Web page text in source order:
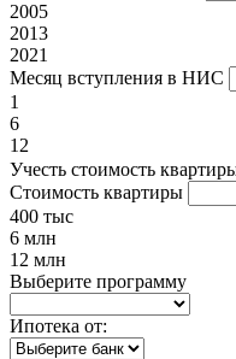
2005
2013
2021
Месяц вступления в НИС
1
6
12
Учесть стоимость
Стоимость квартиры
400 тыс
6 млн
12 млн
Выберите программу
Ипотека от: